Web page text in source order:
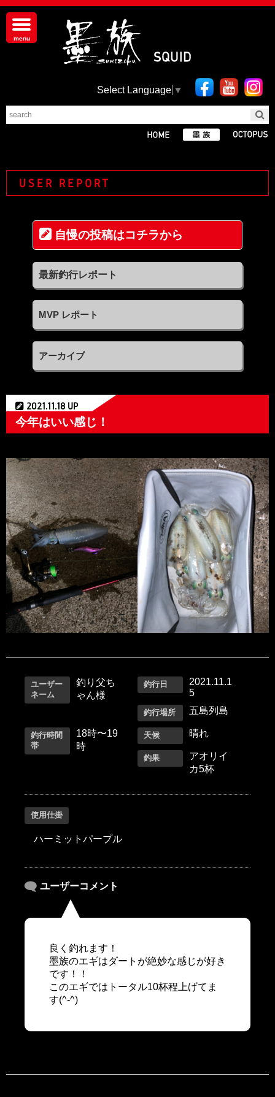
Select Language ▼
USER REPORT
自慢の投稿はコチラから
MVP レポート
アーカイブ
2021.11.18 UP
今年はいい感じ！
ユーザー
ネーム
釣り父ち
ゃん様
釣行日
2021.11.1
5
釣行場所 五島列島
釣行時間
帯
18時〜19
時
天候 晴れ
釣果
アオリイ
カ5杯
使用仕掛
ハーミットパープル
ユーザーコメント
良く釣れます！
墨族のエギはダートが絶妙な感じが好き
です！！
このエギではトータル10杯程上げてま
す(^-^)